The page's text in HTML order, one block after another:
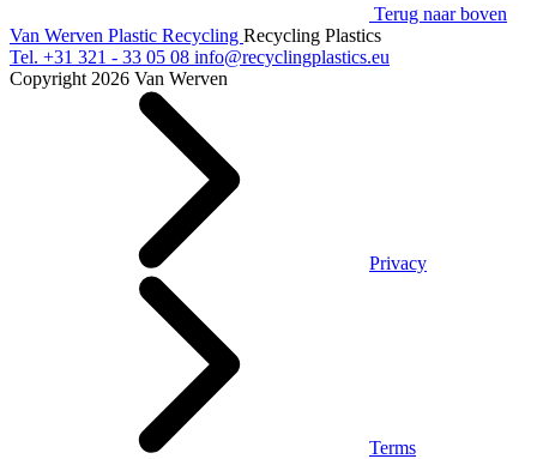
Terug naar boven
Van Werven Plastic Recycling Recycling Plastics
Tel. +31 321 - 33 05 08 info@recyclingplastics.eu
Copyright 2026 Van Werven
Privacy
Terms